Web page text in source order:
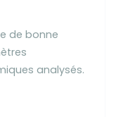
de bonne
analysés.